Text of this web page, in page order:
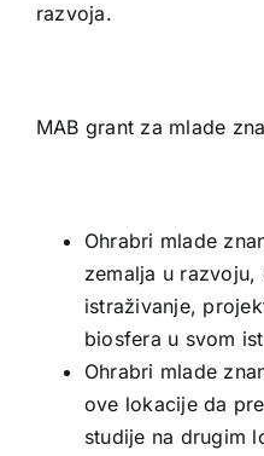
razvoja.
MAB grant za mlade
Ohrabri mlade
zemalja u razvoju,
istraživanje,
biosfera u svom
Ohrabri mlade
ove lokacije da
studije na drugim